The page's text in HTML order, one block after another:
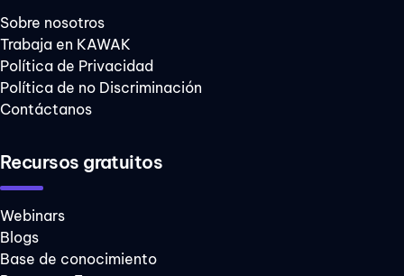
Sobre nosotros
Trabaja en KAWAK
Política de Privacidad
Política de no Discriminación
Contáctanos
Recursos gratuitos
Webinars
Blogs
Base de conocimiento